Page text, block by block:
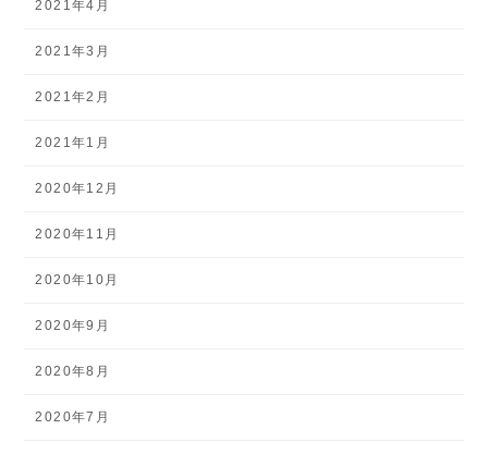
2021年4月
2021年3月
2021年2月
2021年1月
2020年12月
2020年11月
2020年10月
2020年9月
2020年8月
2020年7月